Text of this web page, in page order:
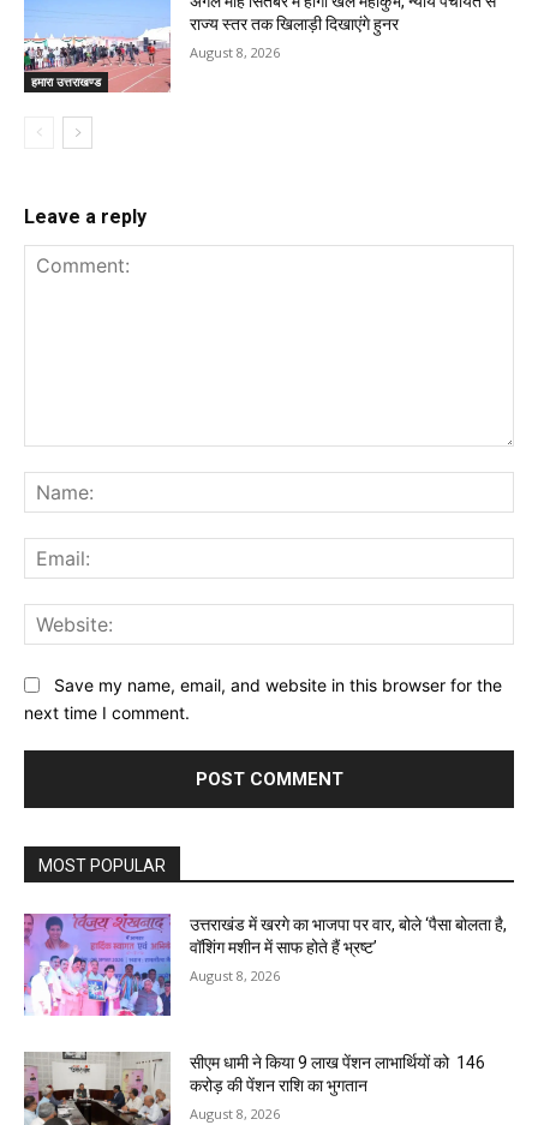
हमारा उत्तराखण्ड
राज्य स्तर तक खिलाड़ी दिखाएंगे हुनर
August 8, 2026
Leave a reply
Save my name, email, and website in this browser for the
next time I comment.
MOST POPULAR
उत्तराखंड में खरगे का भाजपा पर वार, बोले ‘पैसा बोलता है,
वॉशिंग मशीन में साफ होते हैं भ्रष्ट’
August 8, 2026
सीएम धामी ने किया 9 लाख पेंशन लाभार्थियों को ₹ 146
करोड़ की पेंशन राशि का भुगतान
August 8, 2026